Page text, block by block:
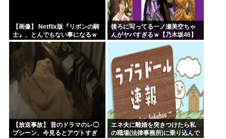
【画像】 Netflix版『リボンの騎
士』、とんでもない事になるｗ
ｗｗｗｗ
後ろに写ってる一ノ瀬美空ちゃ
んがヤバすぎるｗ【乃木坂46】
【放送事故】 昔のドラマのレ◯
プシーン、今見るとアウトすぎ
エネ夫に離婚を突きつけたら私
の職場(法律事務所)に乗り込んで